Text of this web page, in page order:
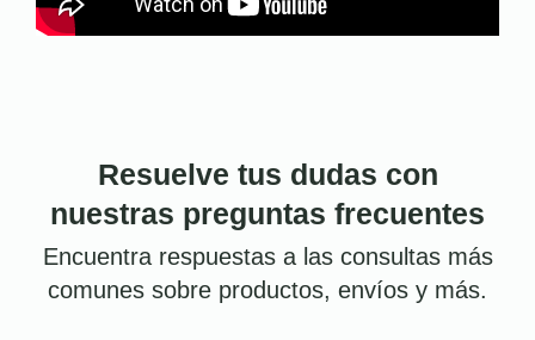
Resuelve tus dudas con
nuestras preguntas frecuentes
Encuentra respuestas a las consultas más
comunes sobre productos, envíos y más.